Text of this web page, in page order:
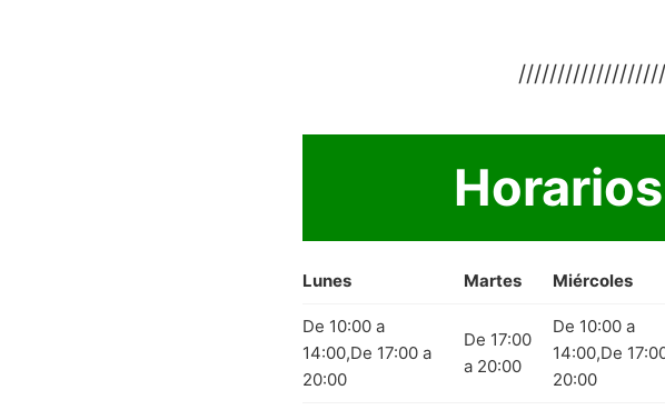
Lunes Martes Miércoles
De 10:00 a
14:00,De 17:00 a
20:00
De 17:00
a 20:00
De 10:00 a
14:00,De
20:00